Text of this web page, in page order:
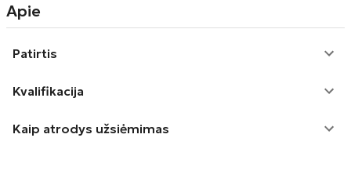
Apie
Patirtis
Kvalifikacija
Kaip atrodys užsiėmimas